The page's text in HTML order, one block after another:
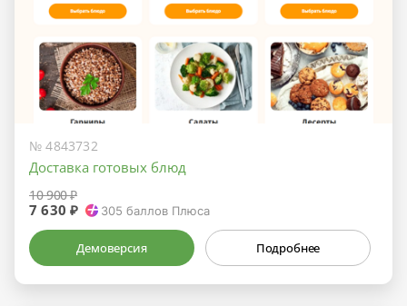
№ 4843732
Доставка готовых блюд
10 900 ₽
7 630 ₽ 305 баллов Плюса
Демоверсия Подробнее